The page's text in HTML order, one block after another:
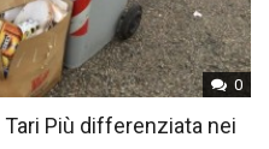
0
Più differenziata nei